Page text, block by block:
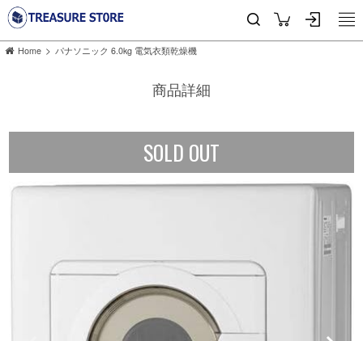
Home > パナソニック 6.0kg 電気衣類乾燥機
商品詳細
SOLD OUT